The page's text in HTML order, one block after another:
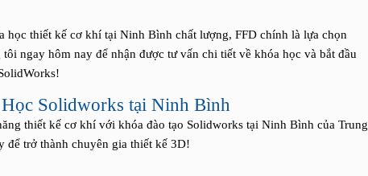
học thiết kế cơ khí tại Ninh Bình chất lượng, FFD chính là lựa chọn
ngay hôm nay để nhận được tư vấn chi tiết về khóa học và bắt đầu
Solidworks tại Ninh Bình
thiết kế cơ khí với khóa đào tạo Solidworks tại Ninh Bình của Trung
để trở thành chuyên gia thiết kế 3D!